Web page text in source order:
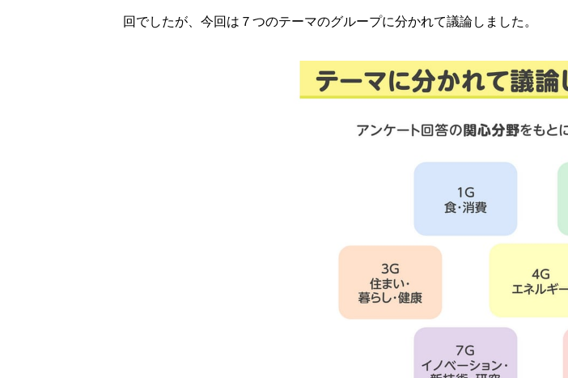
回でしたが、今回は７つのテーマのグループに分かれて議論しました。